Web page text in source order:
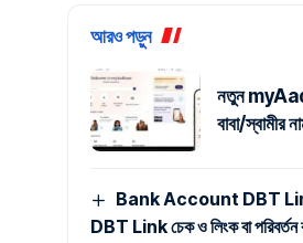
আরও পড়ুন
নতুন
বাবা/
Bank Account DBT Link
DBT Link চেক ও লিংক বা পরিবর্তন